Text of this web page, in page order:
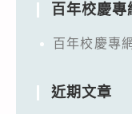
百年校慶專
百年校慶專網
近期文章